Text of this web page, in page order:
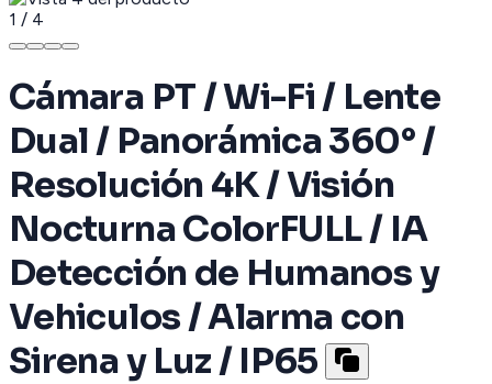
1 / 4
Cámara PT / Wi-Fi / Lente
Dual / Panorámica 360° /
Resolución 4K / Visión
Nocturna ColorFULL / IA
Detección de Humanos y
Vehiculos / Alarma con
Sirena y Luz / IP65